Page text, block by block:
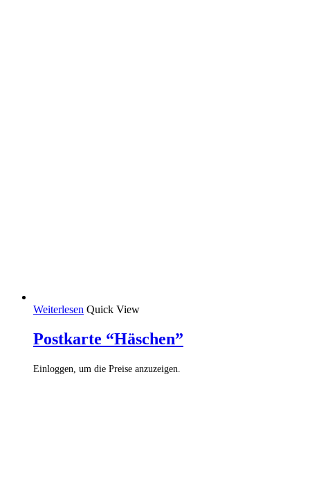
Weiterlesen Quick View
Postkarte “Häschen”
Einloggen, um die Preise anzuzeigen.